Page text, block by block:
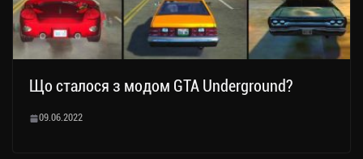
Що сталося з модом GTA Underground?
09.06.2022